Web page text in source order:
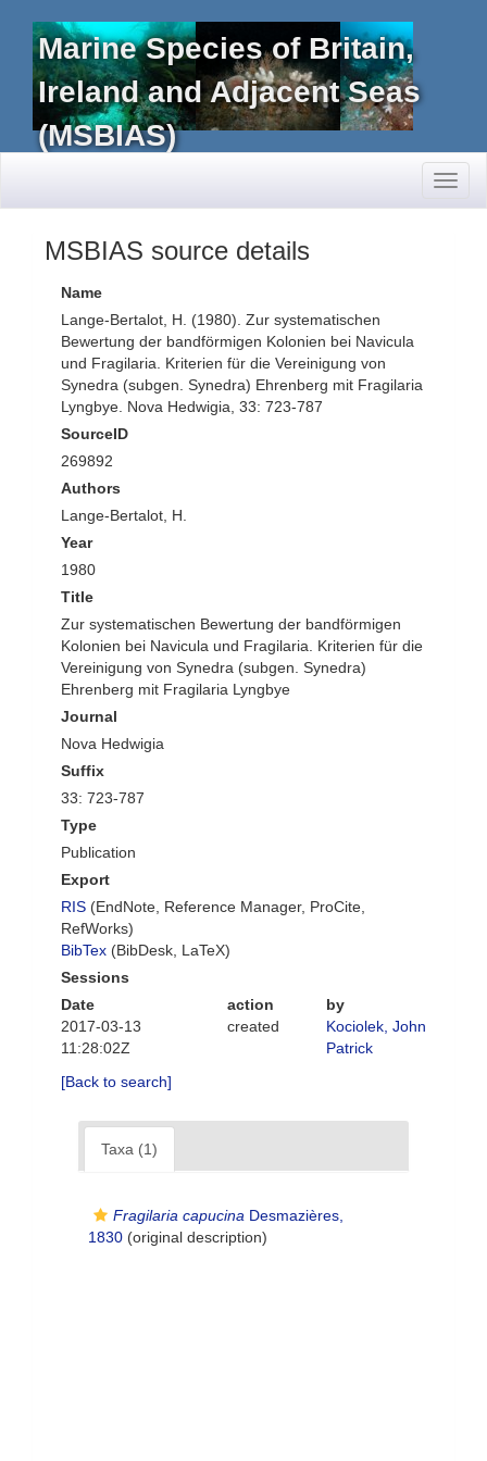
Marine Species of Britain,
Ireland and Adjacent Seas
(MSBIAS)
MSBIAS source details
Name
Lange-Bertalot, H. (1980). Zur systematischen
Bewertung der bandförmigen Kolonien bei Navicula
und Fragilaria. Kriterien für die Vereinigung von
Synedra (subgen. Synedra) Ehrenberg mit Fragilaria
Lyngbye. Nova Hedwigia, 33: 723-787
SourceID
269892
Authors
Lange-Bertalot, H.
Year
1980
Title
Zur systematischen Bewertung der bandförmigen
Kolonien bei Navicula und Fragilaria. Kriterien für die
Vereinigung von Synedra (subgen. Synedra)
Ehrenberg mit Fragilaria Lyngbye
Journal
Nova Hedwigia
Suffix
33: 723-787
Type
Publication
Export
RIS (EndNote, Reference Manager, ProCite,
RefWorks)
BibTex (BibDesk, LaTeX)
Sessions
Date
action
by
2017-03-13
11:28:02Z
created
Kociolek, John
Patrick
[Back to search]
Taxa (1)
Fragilaria capucina Desmazières,
1830 (original description)